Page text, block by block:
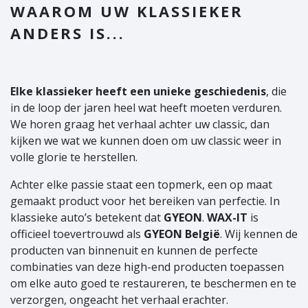
WAAROM UW KLASSIEKER
ANDERS IS...
Elke klassieker heeft een unieke geschiedenis, die
in de loop der jaren heel wat heeft moeten verduren.
We horen graag het verhaal achter uw classic, dan
kijken we wat we kunnen doen om uw classic weer in
volle glorie te herstellen.
Achter elke passie staat een topmerk, een op maat
gemaakt product voor het bereiken van perfectie. In
klassieke auto’s betekent dat GYEON. WAX-IT is
officieel toevertrouwd als GYEON België. Wij kennen de
producten van binnenuit en kunnen de perfecte
combinaties van deze high-end producten toepassen
om elke auto goed te restaureren, te beschermen en te
verzorgen, ongeacht het verhaal erachter.